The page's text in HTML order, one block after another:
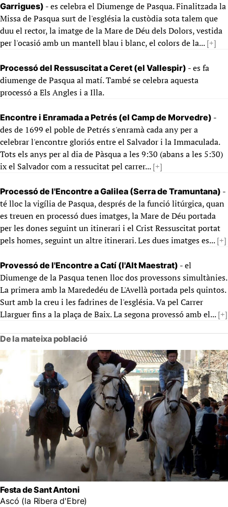
Garrigues) - es celebra el Diumenge de Pasqua. Finalitzada la
Missa de Pasqua surt de l'església la custòdia sota talem que
duu el rector, la imatge de la Mare de Déu dels Dolors, vestida
per l'ocasió amb un mantell blau i blanc, el colors de la...[+]
Processó del Ressuscitat a Ceret (el Vallespir) - es fa
diumenge de Pasqua al matí. També se celebra aquesta
processó a Els Angles i a Illa.
Encontre i Enramada a Petrés (el Camp de Morvedre) -
des de 1699 el poble de Petrés s'enramà cada any per a
celebrar l'encontre gloriós entre el Salvador i la Immaculada.
Tots els anys per al dia de Pàsqua a les 9:30 (abans a les 5:30)
ix el Salvador com a ressucitat pel carrer...[+]
Processó de l'Encontre a Galilea (Serra de Tramuntana) -
té lloc la vigília de Pasqua, després de la funció litúrgica, quan
es treuen en processó dues imatges, la Mare de Déu portada
per les dones seguint un itinerari i el Crist Ressuscitat portat
pels homes, seguint un altre itinerari. Les dues imatges es...[+]
Provessó de l'Encontre a Catí (l'Alt Maestrat) - el
Diumenge de la Pasqua tenen lloc dos provessons simultànies.
La primera amb la Marededéu de L'Avellà portada pels quintos.
Surt amb la creu i les fadrines de l'església. Va pel Carrer
Llarguer fins a la plaça de Baix. La segona provessó amb el...[+]
De la mateixa població
Festa de Sant Antoni
Ascó (la Ribera d'Ebre)